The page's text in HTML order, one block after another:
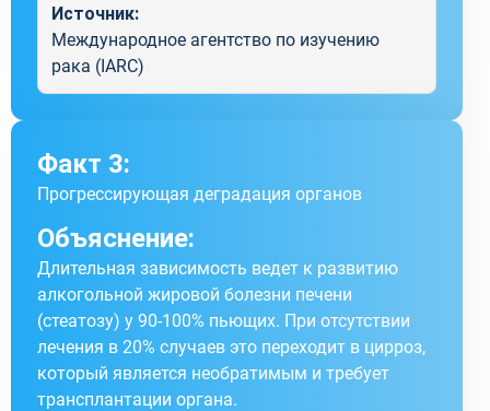
Источник:
Международное агентство по изучению
рака (IARC)
Факт 3:
Прогрессирующая деградация органов
Объяснение:
Длительная зависимость ведет к развитию
алкогольной жировой болезни печени
(стеатозу) у 90-100% пьющих. При отсутствии
лечения в 20% случаев это переходит в цирроз,
который является необратимым и требует
трансплантации органа.